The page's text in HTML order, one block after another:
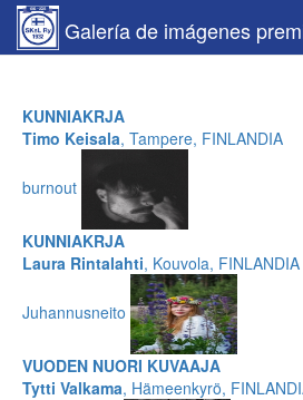
Galería de imágenes
KUNNIAKRJA
Timo Keisala, Tampere, FINLANDIA
burnout
KUNNIAKRJA
Laura Rintalahti, Kouvola, FINLANDIA
Juhannusneito
VUODEN NUORI KUVAAJA
Tytti Valkama, Hämeenkyrö,